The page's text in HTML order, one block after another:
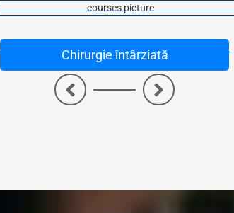
Chirurgie întârziată
<